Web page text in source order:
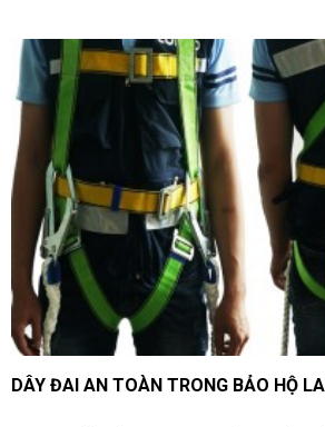
DÂY ĐAI AN TOÀN TRONG BẢO HỘ